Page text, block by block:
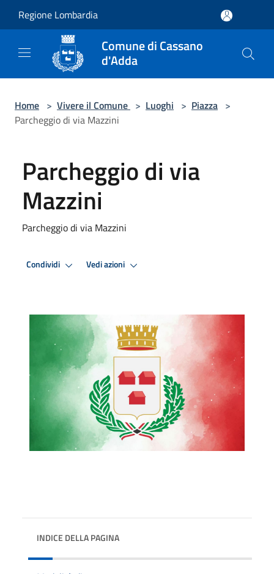
Regione Lombardia
Comune di Cassano
d'Adda
Home > Vivere il Comune > Luoghi > Piazza >
Parcheggio di via Mazzini
Parcheggio di via
Mazzini
Parcheggio di via Mazzini
Condividi Vedi azioni
INDICE DELLA PAGINA